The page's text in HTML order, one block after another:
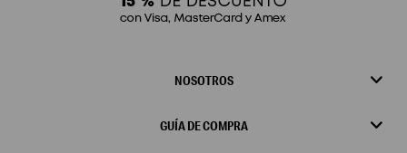
NOSOTROS
GUÍA DE COMPRA